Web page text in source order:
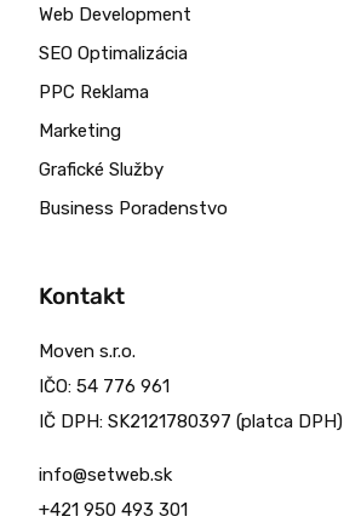
Web Development
SEO Optimalizácia
PPC Reklama
Marketing
Grafické Služby
Business Poradenstvo
Kontakt
Moven s.r.o.
IČO: 54 776 961
IČ DPH: SK2121780397 (platca DPH)
info@setweb.sk
+421 950 493 301